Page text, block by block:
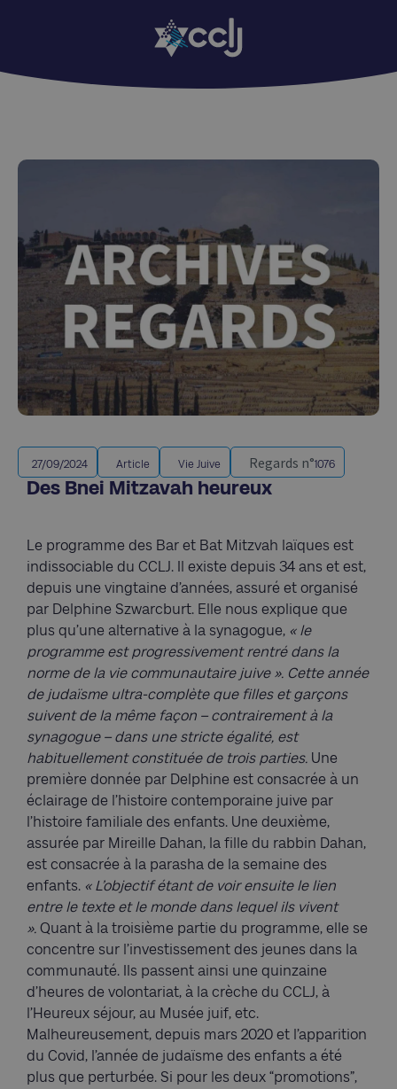
27/09/2024 Article Vie Juive Regards n°1076
Des Bnei Mitzavah heureux
Le programme des Bar et Bat Mitzvah laïques est
indissociable du CCLJ. Il existe depuis 34 ans et est,
depuis une vingtaine d’années, assuré et organisé
par Delphine Szwarcburt. Elle nous explique que
plus qu’une alternative à la synagogue, « le
programme est progressivement rentré dans la
norme de la vie communautaire juive ». Cette année
de judaïsme ultra-complète que filles et garçons
suivent de la même façon – contrairement à la
synagogue – dans une stricte égalité, est
habituellement constituée de trois parties. Une
première donnée par Delphine est consacrée à un
éclairage de l’histoire contemporaine juive par
l’histoire familiale des enfants. Une deuxième,
assurée par Mireille Dahan, la fille du rabbin Dahan,
est consacrée à la parasha de la semaine des
enfants. « L’objectif étant de voir ensuite le lien
entre le texte et le monde dans lequel ils vivent
». Quant à la troisième partie du programme, elle se
concentre sur l’investissement des jeunes dans la
communauté. Ils passent ainsi une quinzaine
d’heures de volontariat, à la crèche du CCLJ, à
l’Heureux séjour, au Musée juif, etc.
Malheureusement, depuis mars 2020 et l’apparition
du Covid, l’année de judaïsme des enfants a été
plus que perturbée. Si pour les deux “promotions”,